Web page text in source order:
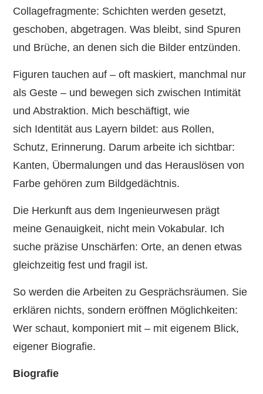
Collagefragmente: Schichten werden gesetzt,
geschoben, abgetragen. Was bleibt, sind Spuren
und Brüche, an denen sich die Bilder entzünden.
Figuren tauchen auf – oft maskiert, manchmal nur
als Geste – und bewegen sich zwischen Intimität
und Abstraktion. Mich beschäftigt, wie
sich Identität aus Layern bildet: aus Rollen,
Schutz, Erinnerung. Darum arbeite ich sichtbar:
Kanten, Übermalungen und das Herauslösen von
Farbe gehören zum Bildgedächtnis.
Die Herkunft aus dem Ingenieurwesen prägt
meine Genauigkeit, nicht mein Vokabular. Ich
suche präzise Unschärfen: Orte, an denen etwas
gleichzeitig fest und fragil ist.
So werden die Arbeiten zu Gesprächsräumen. Sie
erklären nichts, sondern eröffnen Möglichkeiten:
Wer schaut, komponiert mit – mit eigenem Blick,
eigener Biografie.
Biografie